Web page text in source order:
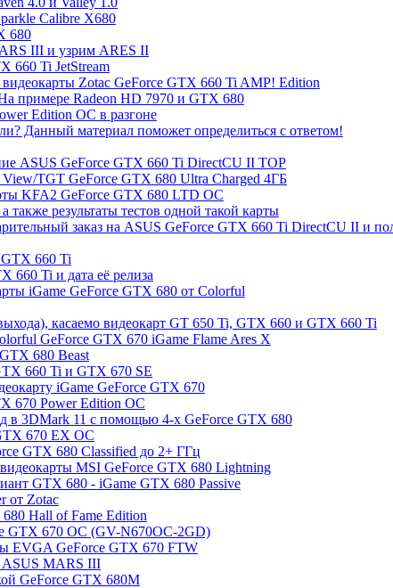
Calibre X680
680
III и узрим ARES II
660 Ti JetStream
Zotac GeForce GTX 660 Ti AMP! Edition
примере Radeon HD 7970 и GTX 680
Edition OC в разгоне
Данный материал поможет определиться с ответом!
ASUS GeForce GTX 660 Ti DirectCU II TOP
TGT GeForce GTX 680 Ultra Charged 4ГБ
KFA2 GeForce GTX 680 LTD OC
результаты тестов одной такой карты
заказ на ASUS GeForce GTX 660 Ti DirectCU II и
GTX 660 Ti
660 Ti и дата её релиза
iGame GeForce GTX 680 от Colorful
касаемо видеокарт GT 650 Ti, GTX 660 и GTX 660 Ti
GeForce GTX 670 iGame Flame Ares X
680 Beast
660 Ti и GTX 670 SE
iGame GeForce GTX 670
670 Power Edition OC
в 3DMark 11 с помощью 4-х GeForce GTX 680
670 EX OC
GTX 680 Classified до 2+ ГГц
MSI GeForce GTX 680 Lightning
GTX 680 - iGame GTX 680 Passive
от Zotac
Hall of Fame Edition
GTX 670 OC (GV-N670OC-2GD)
EVGA GeForce GTX 670 FTW
ASUS MARS III
GeForce GTX 680M